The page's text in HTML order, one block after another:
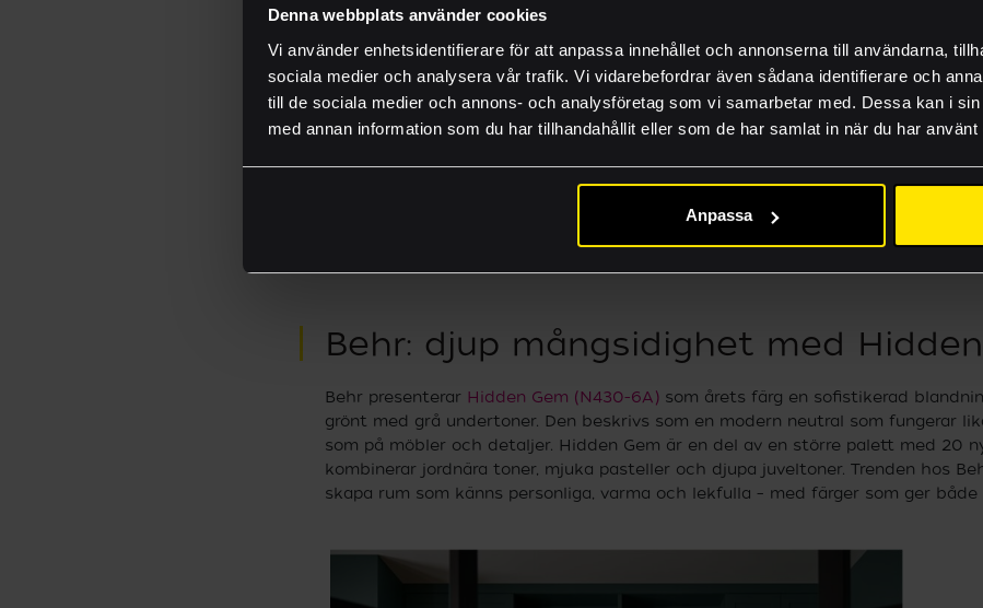
Denna webbplats använder cookies
Vi använder enhetsidentifierare för att anpassa innehållet och annonserna till användarna,
sociala medier och analysera vår trafik. Vi vidarebefordrar även sådana identifierare och
till de sociala medier och annons- och analysföretag som vi samarbetar med. Dessa kan i
med annan information som du har tillhandahållit eller som de har samlat in när du har använt
Anpassa
Behr: djup mångsidighet med
Behr presenterar Hidden Gem (N430-6A) som årets färg en sofistikerad
grönt med grå undertoner. Den beskrivs som en modern neutral som fungerar
som på möbler och detaljer. Hidden Gem är en del av en större palett med 20
kombinerar jordnära toner, mjuka pasteller och djupa juveltoner. Trenden hos
skapa rum som känns personliga, varma och lekfulla – med färger som ger både
FAQ
Lämna rätt material
Jobba hos oss
Akademi